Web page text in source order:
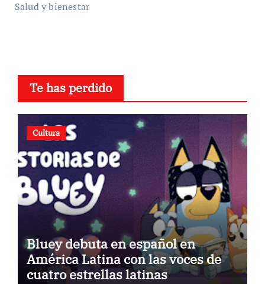
Salud y bienestar
Te has perdido
Cultura
Bluey debuta en español en
América Latina con las voces de
cuatro estrellas latinas